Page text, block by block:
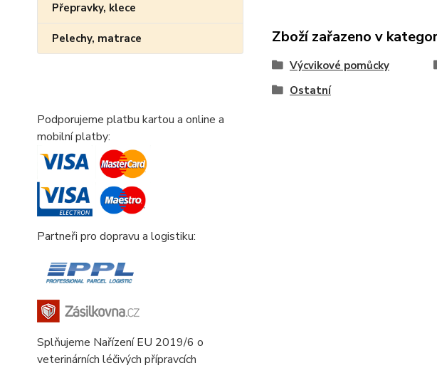
Přepravky, klece
Pelechy, matrace
Podporujeme platbu kartou a online a
mobilní platby:
Partneři pro dopravu a logistiku:
Splňujeme Nařízení EU 2019/6 o
veterinárních léčivých přípravcích
Zboží zařazeno v
Výcvikové pomůcky
Ostatní